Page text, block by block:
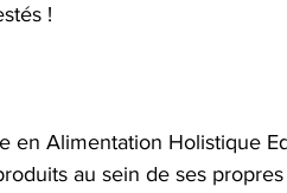
!
en Alimentation Holistique
au sein de ses